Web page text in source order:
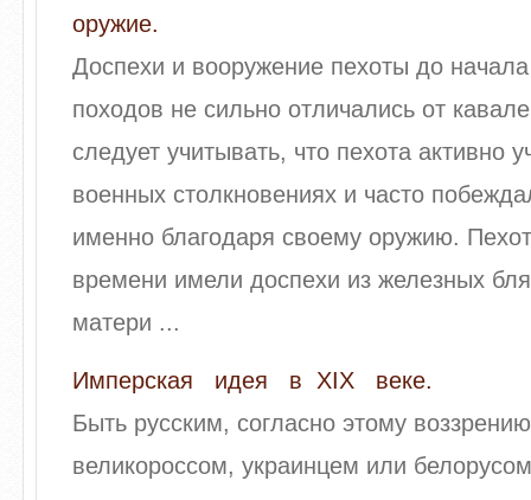
оружие.
Доспехи и вооружение пехоты до
походов не сильно отличались от
следует учитывать, что пехота активно
военных столкновениях и часто
именно благодаря своему оружию.
времени имели доспехи из железных
матери ...
Имперская идея в XIX веке.
Быть русским, согласно этому
великороссом, украинцем или